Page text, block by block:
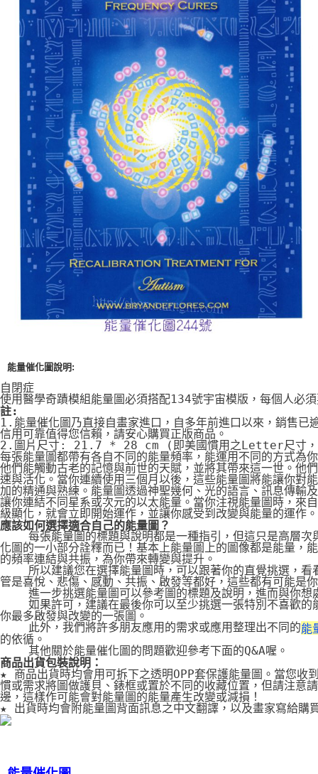
7-11取貨付款
每筆NT$80，滿NT$3,000(含以上)免運費
賣家宅配幫您送（台灣）
每筆NT$80，滿NT$3,000(含以上)免運費
郵局幫你送（離島）
每筆NT$80，滿NT$3,000(含以上)免運費
付款後門市自取
免運費
能量催化圖說明:
自閉症
使用醫學奇蹟模組能量圖必須搭配134號宇宙模版，每個人必
註:
1.能量催化圖乃直接自畫家進口，自多年前進口以來，銷售已
信用可靠值得您信賴，請安心購買正版商品。
2.圖片尺寸: 21.7 * 28 cm (即美國慣用之Letter尺寸，
每張能量圖都帶有各自不同的能量頻率，能運用不同的方式為
他們能觸動古老的記憶與前世的天賦，並將其帶來這一世。他
速與活化。當你連續使用三個月以後，這些能量圖將能讓你對
加的精通與熟練。能量圖透過神聖幾何、光的語言、訊息傳輸
讓你連結不同星系或次元的以太能量。當你注視能量圖時，來
級顯化，就會立即開始運作，並讓你感受到改變與能量的運作。
應該如何選擇適合自己的能量圖？
每張能量圖的標題與說明都是一種指引，但這只是高層次
化圖的一小部分詮釋而已！基本上能量圖上的圖像都是能量，
的頻率連結與共振，為你帶來轉變與提升。
所以建議您在選擇能量圖時，可以跟著你的直覺挑選，看
管是喜悅、悲傷、感動、共振、啟發等都好，這些都有可能是
進一步挑選能量圖可以參考圖的標題及說明，進而與你想
如果許可，建議在最後你可以至少挑選一張特別不喜歡的
你最多啟發與改變的一張圖。
    此外，我們將許多朋友應用的需求或應用整理出不同的
能
的依循。
    其他關於能量催化圖的問題歡迎參考下面的Q&A喔。
商品出貨包裝說明：
★ 商品出貨時均會用可拆下之透明OPP套保護能量圖。當您收
慣或需求將圖做護貝、錶框或置於不同的收藏位置，但請注意
邊，這樣作可能會對能量圖的能量產生改變或減損！
★ 出貨時均會附能量圖背面訊息之中文翻譯，以及畫家寫給購